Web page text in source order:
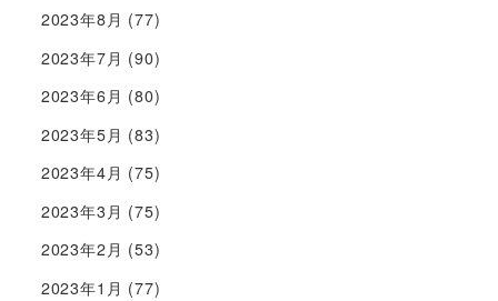
2023年8月 (77)
2023年7月 (90)
2023年6月 (80)
2023年5月 (83)
2023年4月 (75)
2023年3月 (75)
2023年2月 (53)
2023年1月 (77)